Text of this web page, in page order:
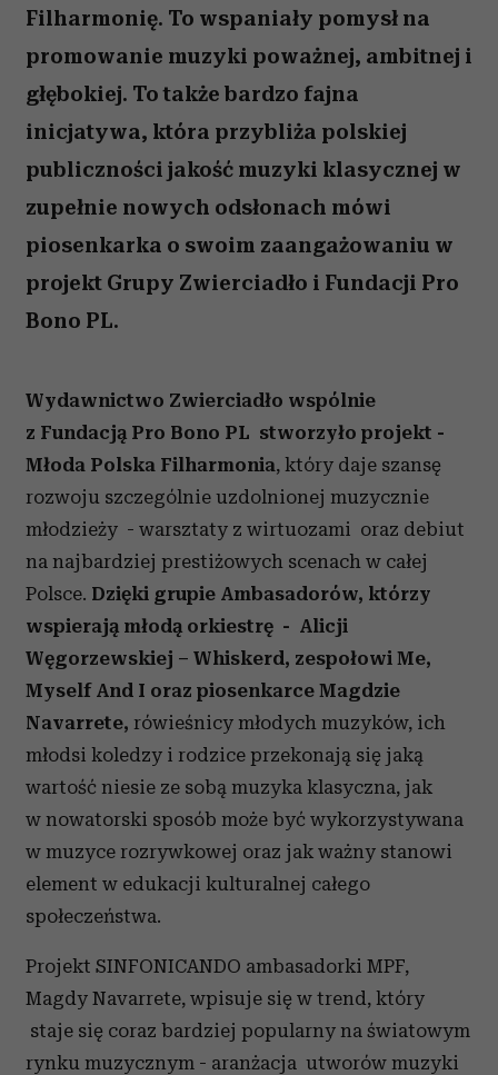
Filharmonię. To wspaniały pomysł na
promowanie muzyki poważnej, ambitnej i
głębokiej. To także bardzo fajna
inicjatywa, która przybliża polskiej
publiczności jakość muzyki klasycznej w
zupełnie nowych odsłonach mówi
piosenkarka o swoim zaangażowaniu w
projekt Grupy Zwierciadło i Fundacji Pro
Bono PL.
Wydawnictwo Zwierciadło wspólnie
z Fundacją Pro Bono PL stworzyło projekt -
Młoda Polska Filharmonia, który daje szansę
rozwoju szczególnie uzdolnionej muzycznie
młodzieży - warsztaty z wirtuozami oraz debiut
na najbardziej prestiżowych scenach w całej
Polsce. Dzięki grupie Ambasadorów, którzy
wspierają młodą orkiestrę - Alicji
Węgorzewskiej – Whiskerd, zespołowi Me,
Myself And I oraz piosenkarce Magdzie
Navarrete, rówieśnicy młodych muzyków, ich
młodsi koledzy i rodzice przekonają się jaką
wartość niesie ze sobą muzyka klasyczna, jak
w nowatorski sposób może być wykorzystywana
w muzyce rozrywkowej oraz jak ważny stanowi
element w edukacji kulturalnej całego
społeczeństwa.
Projekt SINFONICANDO ambasadorki MPF,
Magdy Navarrete, wpisuje się w trend, który
staje się coraz bardziej popularny na światowym
rynku muzycznym - aranżacja utworów muzyki